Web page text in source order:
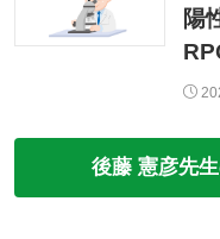
陽
後藤 憲彦先